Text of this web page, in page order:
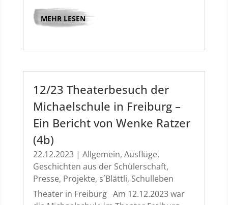
MEHR LESEN
12/23 Theaterbesuch der
Michaelschule in Freiburg –
Ein Bericht von Wenke Ratzer
(4b)
22.12.2023| Allgemein, Ausflüge,
Geschichten aus der Schülerschaft,
Presse, Projekte, s´Blättli, Schulleben
Theater in Freiburg Am 12.12.2023 war